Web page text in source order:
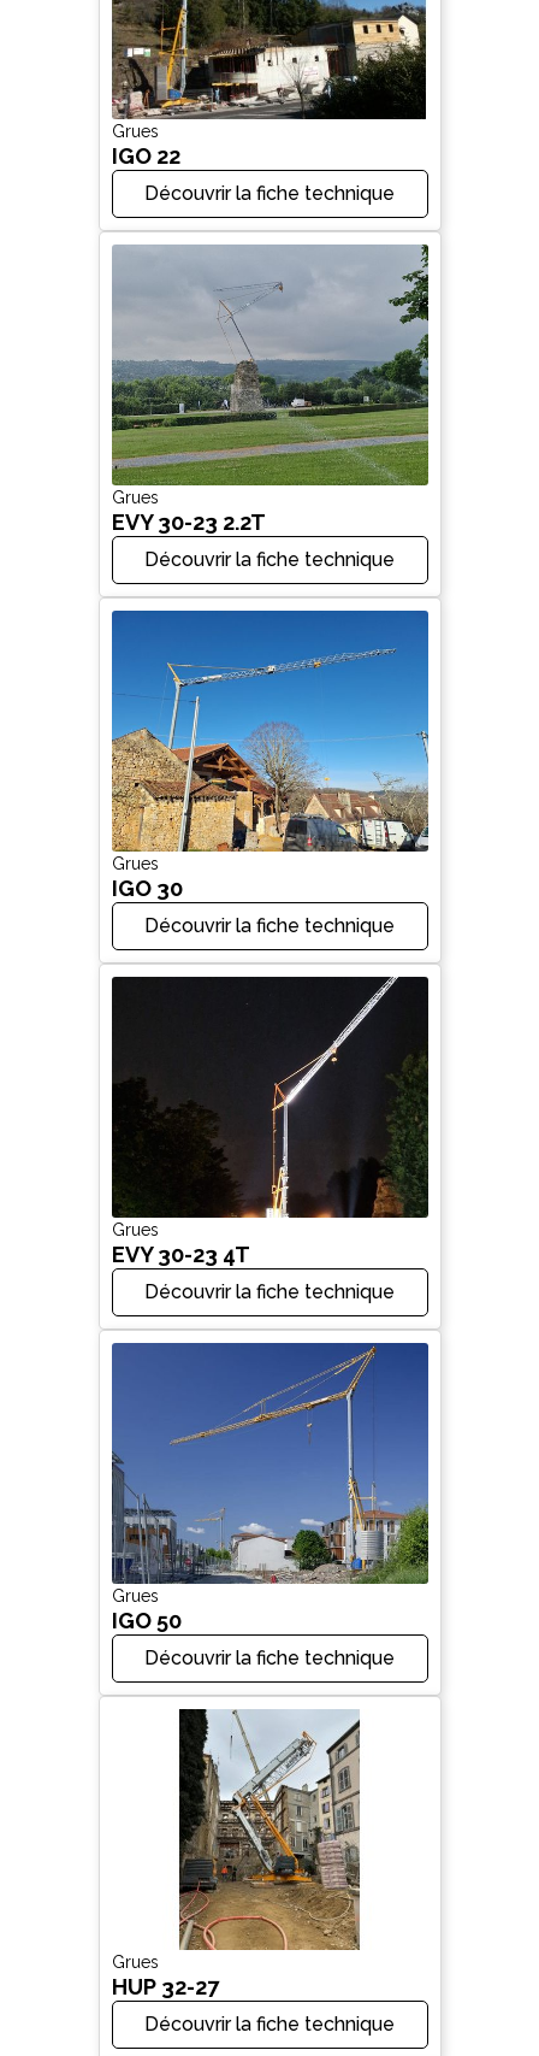
Grues
IGO 22
Découvrir la fiche technique
Grues
EVY 30-23 2.2T
Découvrir la fiche technique
Grues
IGO 30
Découvrir la fiche technique
Grues
EVY 30-23 4T
Découvrir la fiche technique
Grues
IGO 50
Découvrir la fiche technique
Grues
HUP 32-27
Découvrir la fiche technique